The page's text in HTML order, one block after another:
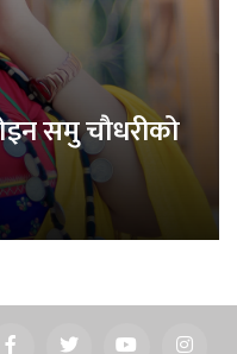
समु चौधरीको